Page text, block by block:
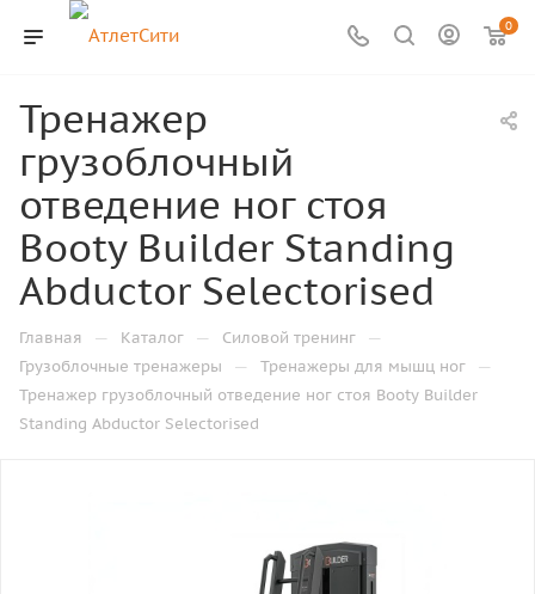
0
Тренажер
грузоблочный
отведение ног стоя
Booty Builder Standing
Abductor Selectorised
Главная — Каталог — Силовой тренинг —
Грузоблочные тренажеры — Тренажеры для мышц ног —
Тренажер грузоблочный отведение ног стоя Booty Builder
Standing Abductor Selectorised